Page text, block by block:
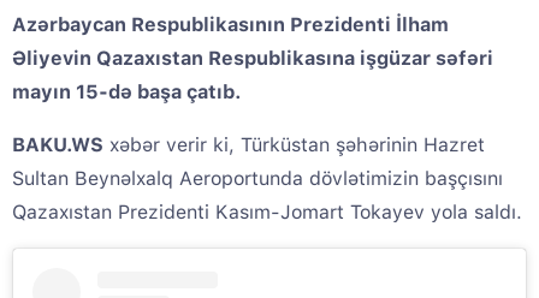
Azərbaycan Respublikasının Prezidenti İlham
Əliyevin Qazaxıstan Respublikasına işgüzar səfəri
mayın 15-də başa çatıb.
BAKU.WS xəbər verir ki, Türküstan şəhərinin Hazret
Sultan Beynəlxalq Aeroportunda dövlətimizin başçısını
Qazaxıstan Prezidenti Kasım-Jomart Tokayev yola saldı.